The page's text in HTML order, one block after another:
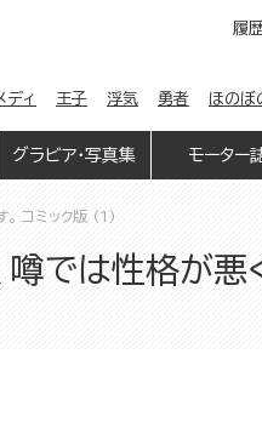
履歴
ディ 王子 浮気 勇者 ほのぼ
グラビア・写真集 モーター
コミック版 （1）
では性格が悪